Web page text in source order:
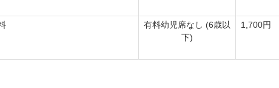
有料幼児席なし (6歳以
下)
1,700円